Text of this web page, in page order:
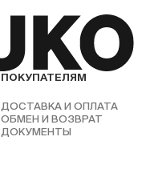
ПОКУПАТЕЛЯМ
ДОСТАВКА И ОПЛАТА
ОБМЕН И ВОЗВРАТ
ДОКУМЕНТЫ